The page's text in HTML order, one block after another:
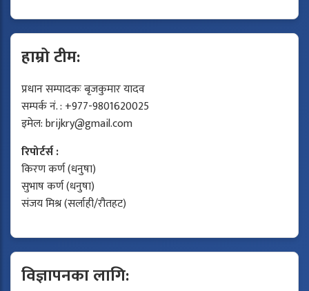
हाम्रो टीम:
प्रधान सम्पादकः बृजकुमार यादव
सम्पर्क नं. : +977-9801620025
इमेल:brijkry@gmail.com
रिपोर्टर्स :
किरण कर्ण (धनुषा)
सुभाष कर्ण (धनुषा)
संजय मिश्र (सर्लाही/रौतहट)
विज्ञापनका लागि: